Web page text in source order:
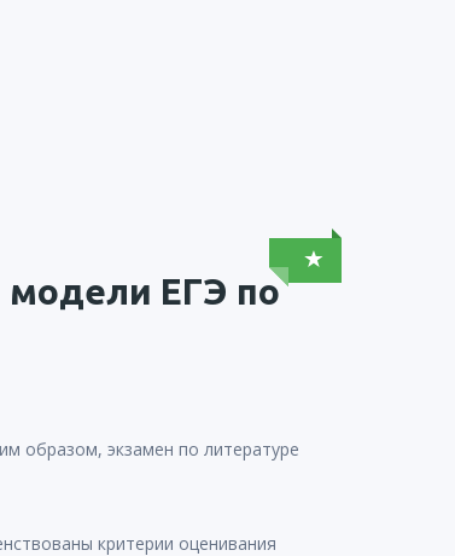
ЕГЭ по
образом, экзамен по литературе
критерии оценивания